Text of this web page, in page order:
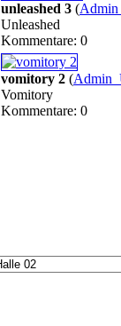
unleashed 3 (
Unleashed
Kommentare: 0
vomitory 2 (
Vomitory
Kommentare: 0